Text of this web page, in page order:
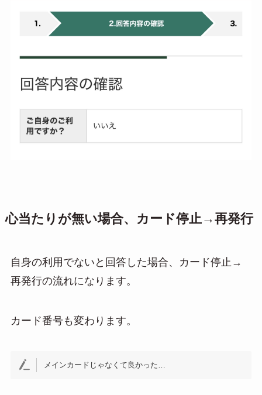
心当たりが無い場合、カード停止→再発行
自身の利用でないと回答した場合、カード停止→
再発行の流れになります。
カード番号も変わります。
メインカードじゃなくて良かった…